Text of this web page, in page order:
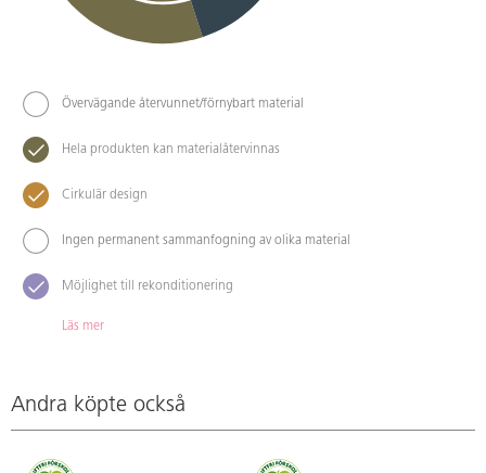
Övervägande återvunnet/förnybart material
Hela produkten kan materialåtervinnas
Cirkulär design
Ingen permanent sammanfogning av olika material
Möjlighet till rekonditionering
Läs mer
Andra köpte också